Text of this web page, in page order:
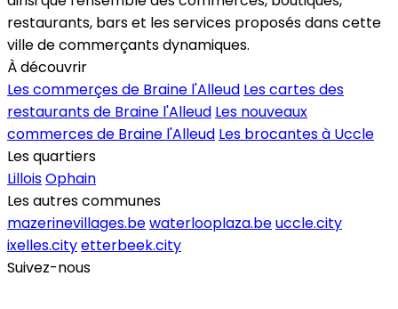
restaurants, bars et les services proposés dans cette
ville de commerçants dynamiques.
À découvrir
Les commerçes de Braine l'Alleud Les cartes des
restaurants de Braine l'Alleud Les nouveaux
commerces de Braine l'Alleud Les brocantes à Uccle
Les quartiers
LilloisOphain
Les autres communes
mazerinevillages.bewaterlooplaza.beuccle.city
ixelles.cityetterbeek.city
Suivez-nous